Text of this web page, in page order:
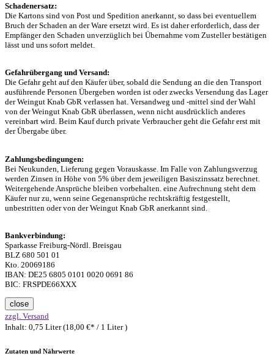
Schadenersatz:
Die Kartons sind von Post und Spedition anerkannt, so dass bei eventuellem
Bruch der Schaden an der Ware ersetzt wird. Es ist daher erforderlich, dass der
Empfänger den Schaden unverzüglich bei Übernahme vom Zusteller bestätigen
lässt und uns sofort meldet.
Gefahrübergang und Versand:
Die Gefahr geht auf den Käufer über, sobald die Sendung an die den Transport
ausführende Personen Übergeben worden ist oder zwecks Versendung das Lager
der Weingut Knab GbR verlassen hat. Versandweg und -mittel sind der Wahl
von der Weingut Knab GbR überlassen, wenn nicht ausdrücklich anderes
vereinbart wird. Beim Kauf durch private Verbraucher geht die Gefahr erst mit
der Übergabe über.
Zahlungsbedingungen:
Bei Neukunden, Lieferung gegen Vorauskasse. Im Falle von Zahlungsverzug
werden Zinsen in Höhe von 5% über dem jeweiligen Basiszinssatz berechnet.
Weitergehende Ansprüche bleiben vorbehalten. eine Aufrechnung steht dem
Käufer nur zu, wenn seine Gegenansprüche rechtskräftig festgestellt,
unbestritten oder von der Weingut Knab GbR anerkannt sind.
Bankverbindung:
Sparkasse Freiburg-Nördl. Breisgau
BLZ 680 501 01
Kto. 20069186
IBAN: DE25 6805 0101 0020 0691 86
BIC: FRSPDE66XXX
close
zzgl. Versand
Inhalt: 0,75 Liter (18,00 €* / 1 Liter )
Zutaten und Nährwerte